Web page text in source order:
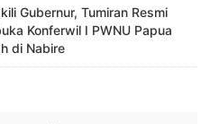
Gubernur, Tumiran Resmi
Konferwil I PWNU Papua
di Nabire